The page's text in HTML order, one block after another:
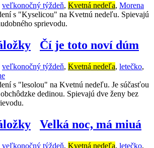
veľkonočný týždeň, Kvetná nedeľa, Morena
s "Kyselicou" na Kvetnú nedeľu. Spievajú
sprievodu.
Čí je toto noví dúm
veľkonočný týždeň, Kvetná nedeľa, letečko,
s "lesolou" na Kvetnú nedeľu. Je súčasťou
dedinou. Spievajú dve ženy bez
Velká noc, má miuá
veľkonočný týždeň, Kvetná nedeľa, letečko,